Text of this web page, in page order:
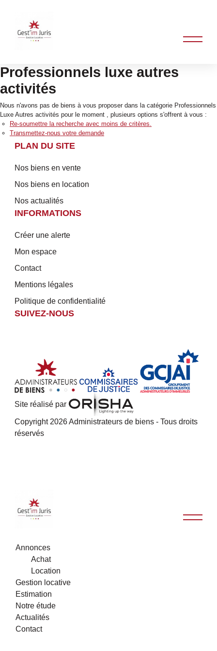
Professionnels luxe autres
activités
Nous n'avons pas de biens à vous proposer dans la catégorie Professionnels
Luxe Autres activités pour le moment , plusieurs options s'offrent à vous :
Re-soumettre la recherche avec moins de critères.
Transmettez-nous votre demande
PLAN DU SITE
Nos biens en vente
Nos biens en location
Nos actualités
INFORMATIONS
Créer une alerte
Mon espace
Contact
Mentions légales
Politique de confidentialité
SUIVEZ-NOUS
Site réalisé par
Copyright 2026 Administrateurs de biens - Tous droits
réservés
Annonces
Achat
Location
Gestion locative
Estimation
Notre étude
Actualités
Contact